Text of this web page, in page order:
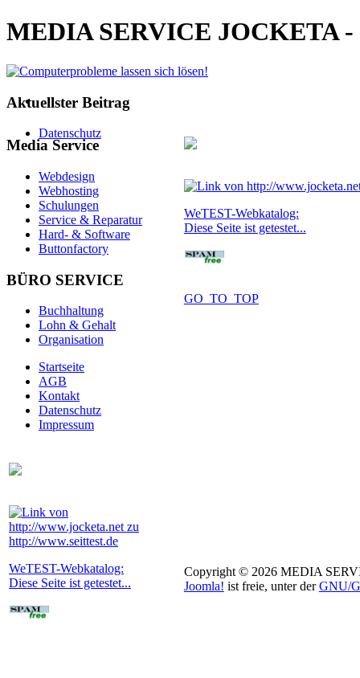
MEDIA SERVICE JOCKETA -
Aktuellster Beitrag
Datenschutz
WeTEST-Webkatalog:
Diese Seite ist getestet...
GO_TO_TOP
Media Service
Webdesign
Webhosting
Schulungen
Service & Reparatur
Hard- & Software
Buttonfactory
BÜRO SERVICE
Buchhaltung
Lohn & Gehalt
Organisation
Startseite
AGB
Kontakt
Datenschutz
Impressum
WeTEST-Webkatalog:
Diese Seite ist getestet...
Copyright © 2026 MEDIA
Joomla! ist freie, unter derGNU/